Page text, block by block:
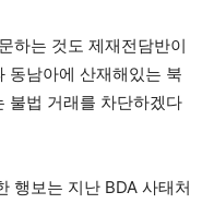
하는 것도 제재전담반이
동남아에 산재해있는 북
불법 거래를 차단하겠다
행보는 지난 BDA 사태처